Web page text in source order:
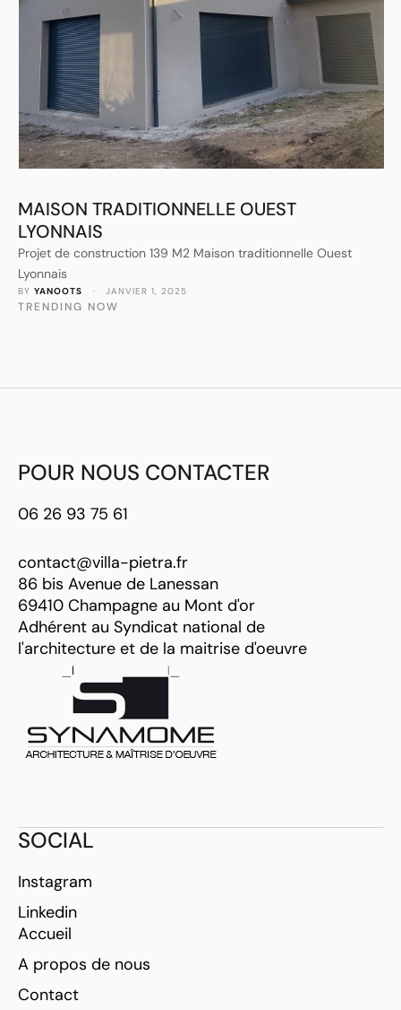
MAISON TRADITIONNELLE OUEST
LYONNAIS
Projet de construction 139 M2 Maison traditionnelle Ouest
Lyonnais
BY YANOOTS · JANVIER 1, 2025
TRENDING NOW
POUR NOUS CONTACTER
06 26 93 75 61
contact@villa-pietra.fr
86 bis Avenue de Lanessan
69410 Champagne au Mont d'or
Adhérent au Syndicat national de
l'architecture et de la maitrise d'oeuvre
SOCIAL
Instagram
Linkedin
Accueil
A propos de nous
Contact